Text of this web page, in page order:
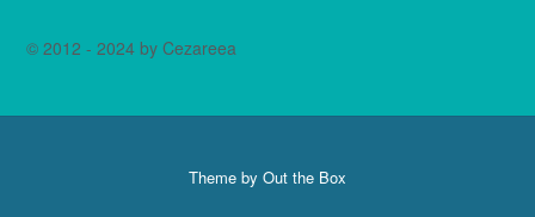
© 2012 - 2024 by Cezareea
Theme by Out the Box